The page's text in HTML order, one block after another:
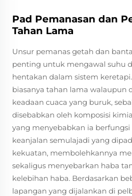
Pad Pemanasan dan
Tahan Lama
Unsur pemanas getah dan
penting untuk mengawal suhu
hentakan dalam sistem
biasanya tahan lama walaupun
keadaan cuaca yang buruk,
disebabkan oleh komposisi
yang menyebabkan ia
keanjalan semulajadi yang
kekuatan, membolehkannya
sekaligus menyebarkan haba
kelebihan haba. Berdasarkan
lapangan yang dijalankan di